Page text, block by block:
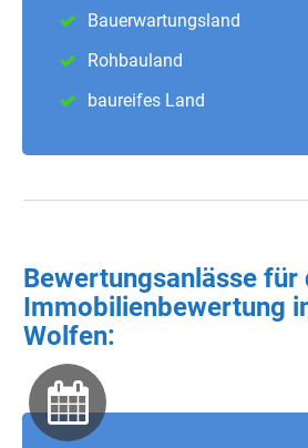
Bauerwartungsland
Rohbauland
baureifes Land
Bewertungsanlässe für
Immobilienbewertung
Wolfen: